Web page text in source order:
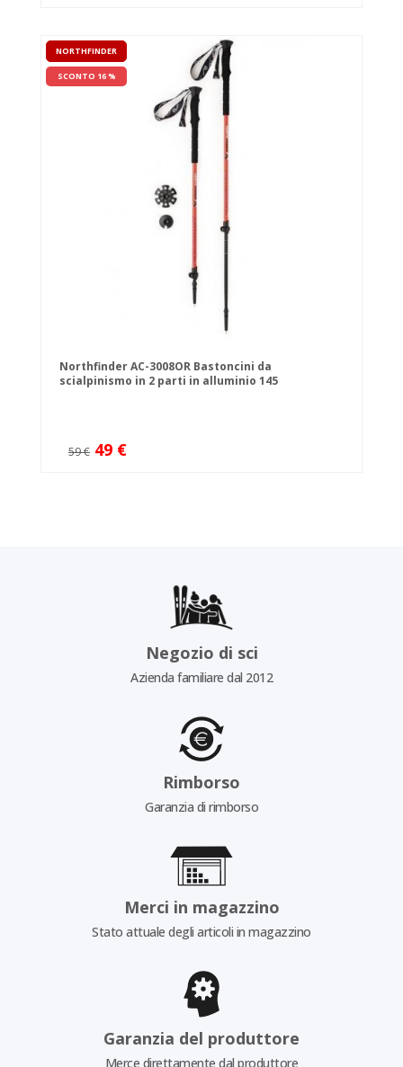
NORTHFINDER
SCONTO 16 %
Northfinder AC-3008OR Bastoncini da
scialpinismo in 2 parti in alluminio 145
59 € 49 €
Negozio di sci
Azienda familiare dal 2012
Rimborso
Garanzia di rimborso
Merci in magazzino
Stato attuale degli articoli in magazzino
Garanzia del produttore
Merce direttamente dal produttore